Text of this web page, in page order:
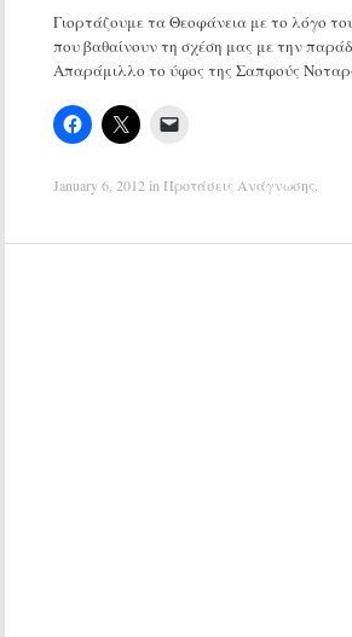
Γιορτάζουμε τα Θεοφάνεια με το λόγο
που βαθαίνουν τη σχέση μας με την
Απαράμιλλο το ύφος της Σαπφούς
January 6, 2012 in Προτάσεις Ανάγνωσης